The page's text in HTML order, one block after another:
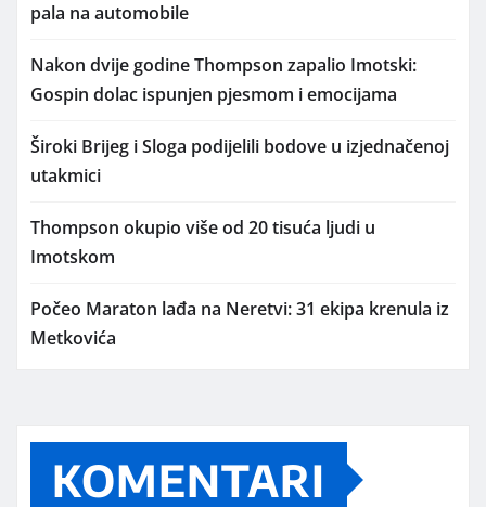
pala na automobile
Nakon dvije godine Thompson zapalio Imotski:
Gospin dolac ispunjen pjesmom i emocijama
Široki Brijeg i Sloga podijelili bodove u izjednačenoj
utakmici
Thompson okupio više od 20 tisuća ljudi u
Imotskom
Počeo Maraton lađa na Neretvi: 31 ekipa krenula iz
Metkovića
KOMENTARI